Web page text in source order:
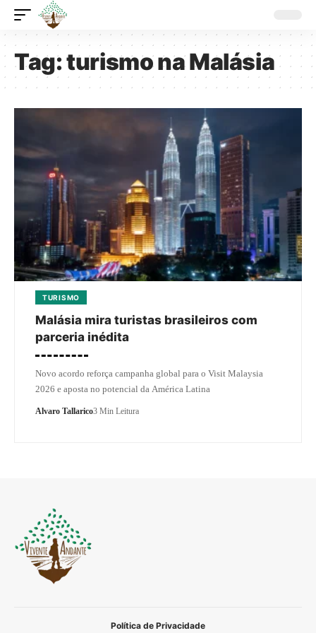
Tag:turismo na Malásia
TURISMO
Malásia mira turistas brasileiros com
parceria inédita
Novo acordo reforça campanha global para o Visit Malaysia
2026 e aposta no potencial da América Latina
Alvaro Tallarico3 Min Leitura
Política de Privacidade